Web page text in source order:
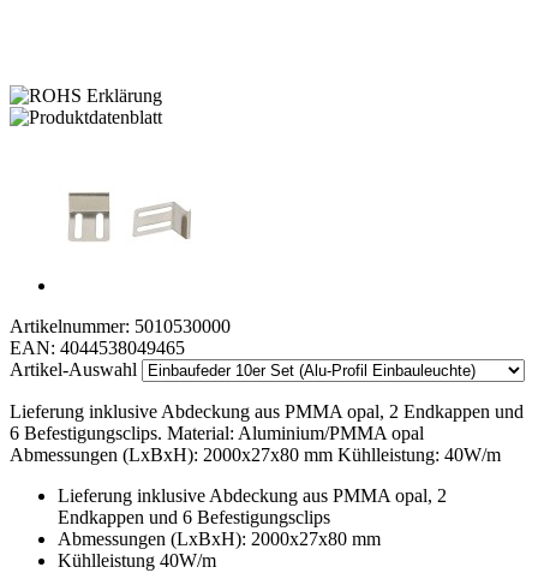
Artikelnummer: 5010530000
EAN: 4044538049465
Artikel-Auswahl
Lieferung inklusive Abdeckung aus PMMA opal, 2 Endkappen und
6 Befestigungsclips. Material: Aluminium/PMMA opal
Abmessungen (LxBxH): 2000x27x80 mm Kühlleistung: 40W/m
Lieferung inklusive Abdeckung aus PMMA opal, 2
Endkappen und 6 Befestigungsclips
Abmessungen (LxBxH): 2000x27x80 mm
Kühlleistung 40W/m